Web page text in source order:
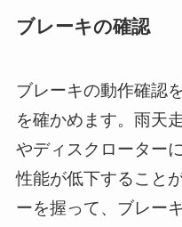
ブレーキの確認
ブレーキの動作確認
を確かめます。雨天
やディスクローター
性能が低下すること
ーを握って、ブレー